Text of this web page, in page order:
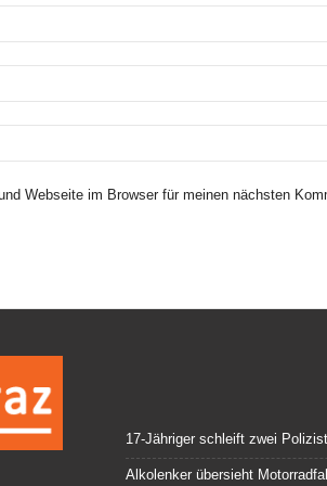
Webseite im Browser für meinen nächsten
17-Jähriger schleift zwei
Alkolenker übersieht